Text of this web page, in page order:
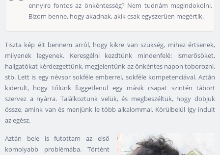
ennyire fontos az önkéntesség? Nem tudnám megindokolni.
Bízom benne, hogy akadnak, akik csak egyszerűen megértik.
Tiszta kép élt bennem arról, hogy kikre van szükség, mihez értsenek,
milyenek legyenek. Keresgélni kezdtünk mindenfelé: ismerősöket,
hallgatókat kérdezgettünk, megjelentünk az önkéntes napon toborozni,
stb. Lett is egy névsor sokféle emberrel, sokféle kompetenciával. Aztán
kiderült, hogy tőlünk függetlenül egy másik csapat szintén tábort
szervez a nyárra. Találkoztunk velük, és megbeszéltük, hogy dobjuk
össze, amink van és menjünk le több alkalommal. Körülbelül így indult
az egész.
Aztán bele is futottam az első
komolyabb problémába. Történt